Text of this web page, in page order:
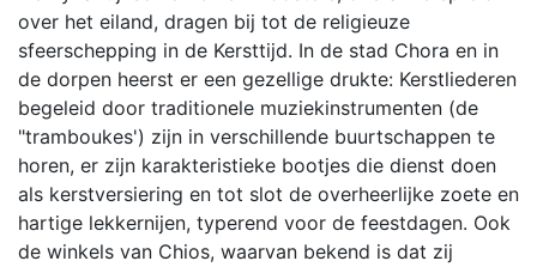
over het eiland, dragen bij tot de religieuze
sfeerschepping in de Kersttijd. In de stad Chora en in
de dorpen heerst er een gezellige drukte: Kerstliederen
begeleid door traditionele muziekinstrumenten (de
"tramboukes') zijn in verschillende buurtschappen te
horen, er zijn karakteristieke bootjes die dienst doen
als kerstversiering en tot slot de overheerlijke zoete en
hartige lekkernijen, typerend voor de feestdagen. Ook
de winkels van Chios, waarvan bekend is dat zij